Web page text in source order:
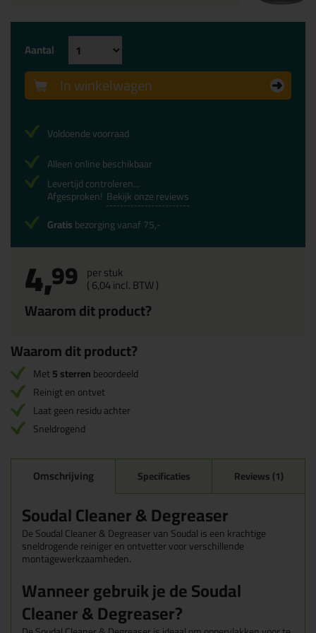
4,99 per stuk
(6,04incl. BTW )
Waarom dit product?
Aantal
In winkelwagen
Voldoende voorraad
Alleen online beschikbaar
Levertijd controleren...
Afgesproken! Bekijk onze reviews
Gratisbezorging vanaf 75,-
Waarom dit product?
Met5 sterrenbeoordeeld
Reinigt en ontvet
Laat geen residu achter
Sneldrogend
Omschrijving Specificaties Reviews (1)
Soudal Cleaner & Degreaser
De Soudal Cleaner & Degreaser van Soudal is een krachtige
sneldrogende reiniger en ontvetter voor verschillende
montagewerkzaamheden.
Wanneer gebruik je de Soudal
Cleaner & Degreaser?